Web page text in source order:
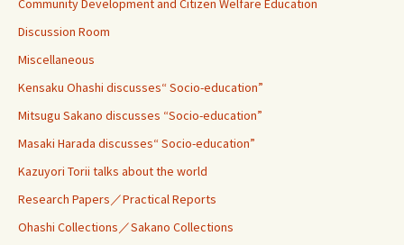
Community Development and Citizen Welfare Education
Discussion Room
Miscellaneous
Kensaku Ohashi discusses“ Socio-education”
Mitsugu Sakano discusses “Socio-education”
Masaki Harada discusses“ Socio-education”
Kazuyori Torii talks about the world
Research Papers／Practical Reports
Ohashi Collections／Sakano Collections